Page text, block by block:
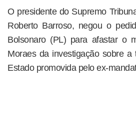
O presidente do Supremo
Roberto Barroso, negou o
Bolsonaro (PL) para afastar o
Moraes da investigação sobre
Estado promovida pelo ex-